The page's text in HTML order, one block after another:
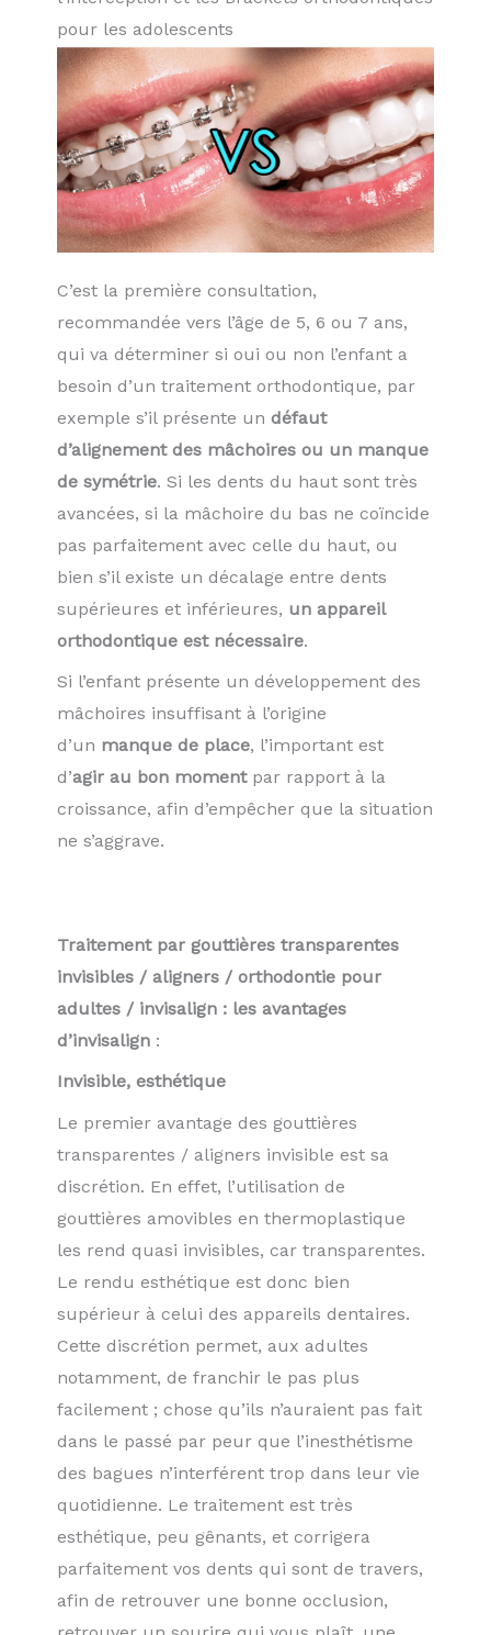
pour les adolescents
C’est la première consultation,
recommandée vers l’âge de 5, 6 ou 7 ans,
qui va déterminer si oui ou non l’enfant a
besoin d’un traitement orthodon­tique, par
exemple s’il présente un défaut
d’alignement des mâchoires ou un manque
de symétrie. Si les dents du haut sont très
avancées, si la mâchoire du bas ne coïncide
pas parfaitement avec celle du haut, ou
bien s’il existe un décalage entre dents
supérieures et inférieures, un appareil
orthodontique est nécessaire.
Si l’enfant présente un développement des
mâchoires insuffisant à l’origine
d’un manque de place, l’important est
d’agir au bon momentpar rapport à la
croissance, afin d’em­pêcher que la situation
ne s’aggrave.
Traitement par gouttières transparentes
invisibles / aligners / orthodontie pour
adultes / invisalign : les avantages
d’invisalign :
Invisible, esthétique
Le premier avantage des gouttières
transparentes / aligners invisible est sa
discrétion. En effet, l’utilisation de
gouttières amovibles en thermoplastique
les rend quasi invisibles, car transparentes.
Le rendu esthétique est donc bien
supérieur à celui des appareils dentaires.
Cette discrétion permet, aux adultes
notamment, de franchir le pas plus
facilement ; chose qu’ils n’auraient pas fait
dans le passé par peur que l’inesthétisme
des bagues n’interférent trop dans leur vie
quotidienne. Le traitement est très
esthétique, peu gênants, et corrigera
parfaitement vos dents qui sont de travers,
afin de retrouver une bonne occlusion,